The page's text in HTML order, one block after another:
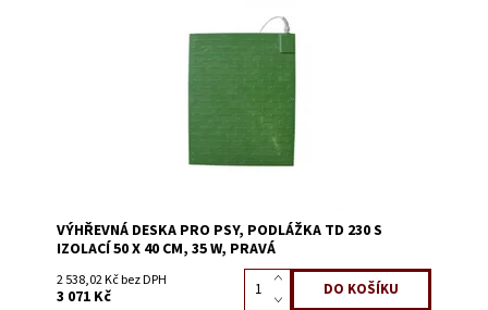
0125C
VÝHŘEVNÁ DESKA PRO PSY, PODLÁŽKA TD 230 S
IZOLACÍ 50 X 40 CM, 35 W, PRAVÁ
2 538,02 Kč bez DPH
3 071 Kč